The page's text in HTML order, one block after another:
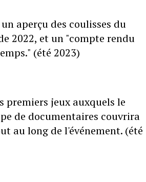
aperçu des coulisses du
2022, et un "compte rendu
(été 2023)
premiers jeux auxquels le
de documentaires couvrira
au long de l'événement. (été